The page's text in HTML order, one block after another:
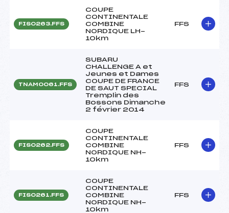
FIS0263.FFS
COUPE
CONTINENTALE
COMBINE
NORDIQUE LH-
10km
FFS
TNAM0061.FFS
SUBARU
CHALLENGE A et
Jeunes et Dames
COUPE DE FRANCE
DE SAUT SPECIAL
Tremplin des
Bossons Dimanche
2 février 2014
FFS
FIS0262.FFS
COUPE
CONTINENTALE
COMBINE
NORDIQUE NH-
10km
FFS
FIS0261.FFS
COUPE
CONTINENTALE
COMBINE
NORDIQUE NH-
10km
FFS